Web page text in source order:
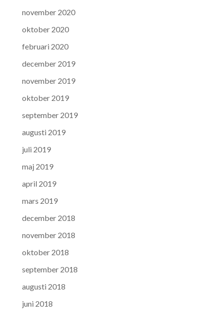
november 2020
oktober 2020
februari 2020
december 2019
november 2019
oktober 2019
september 2019
augusti 2019
juli 2019
maj 2019
april 2019
mars 2019
december 2018
november 2018
oktober 2018
september 2018
augusti 2018
juni 2018